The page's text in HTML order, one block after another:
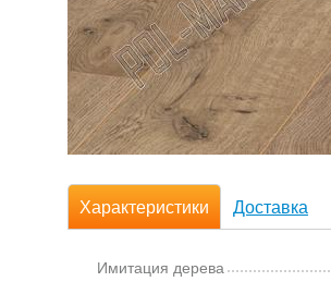
Характеристики Доставка
Имитация дерева